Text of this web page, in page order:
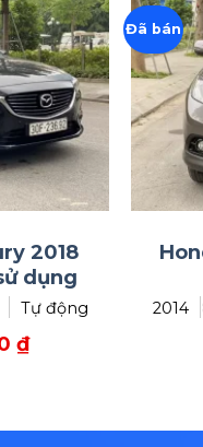
2018
dụng
Tự động
₫
Đã bán
2014